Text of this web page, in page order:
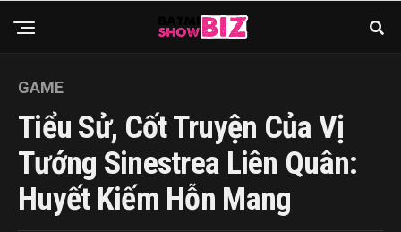
GAME
Tiểu Sử, Cốt Truyện Của Vị
Tướng Sinestrea Liên Quân:
Huyết Kiếm Hỗn Mang